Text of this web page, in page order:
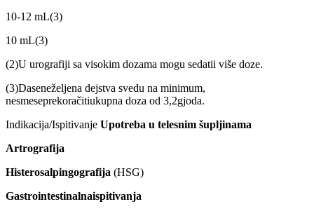
10-12 mL(3)
10 mL(3)
(2)U urografiji sa visokim dozama mogu sedatii više doze.
(3)Daseneželjena dejstva svedu na minimum,
nesmeseprekoračitiukupna doza od 3,2gjoda.
Indikacija/Ispitivanje Upotreba u telesnim šupljinama
Artrografija
Histerosalpingografija (HSG)
Gastrointestinalnaispitivanja